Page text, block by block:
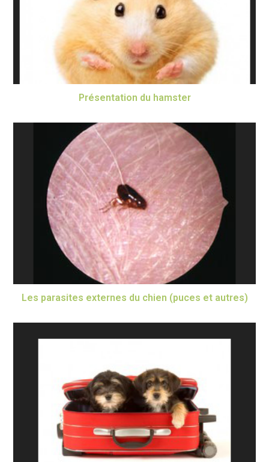
Présentation du hamster
Les parasites externes du chien (puces et autres)